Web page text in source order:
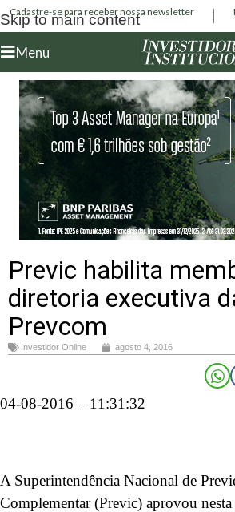
Skip to main content
Cadastre-se para receber nossa newsletter
Menu
Previc habilita
diretoria executiva
Prevcom
Investidor Online agosto 4, 2016
04-08-2016 – 11:31:32
A Superintendência Nacional de
Complementar (Previc) aprovou nesta